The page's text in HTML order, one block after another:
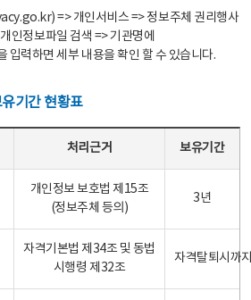
=> 개인서비스 => 정보주체 권리행사
인정보파일 검색 => 기관명에
입력하면 세부 내용을 확인 할 수 있습니다.
기간 현황표
처리근거 보유기간
개인정보 보호법 제15조
(정보주체 등의)
3년
자격기본법 제34조 및 동법
시행령 제32조
자격탈퇴시까